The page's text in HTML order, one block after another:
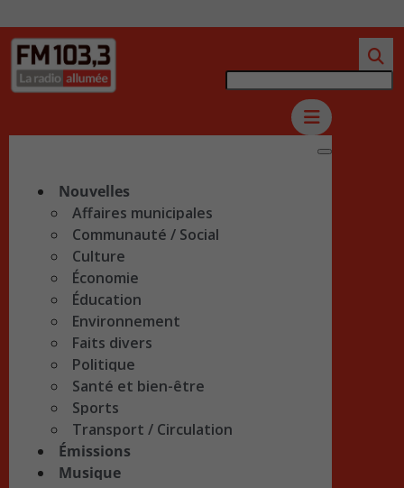
Nouvelles
Affaires municipales
Communauté / Social
Culture
Économie
Éducation
Environnement
Faits divers
Politique
Santé et bien-être
Sports
Transport / Circulation
Émissions
Musique